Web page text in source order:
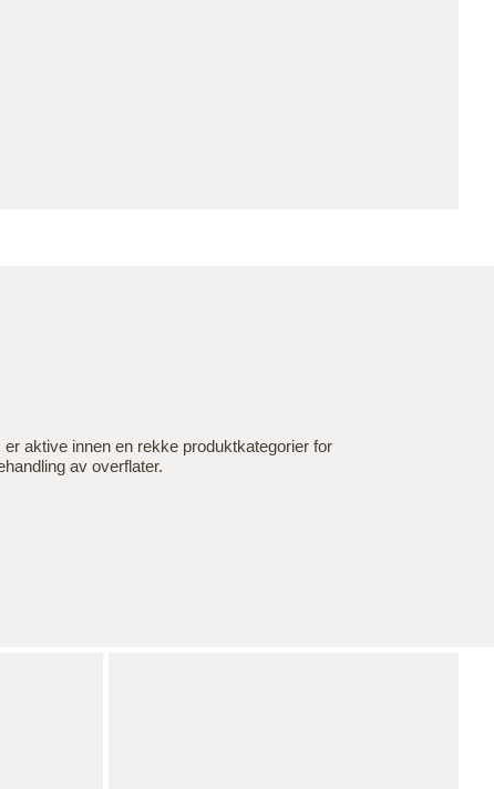
aktive innen en rekke produktkategorier for
av overflater.